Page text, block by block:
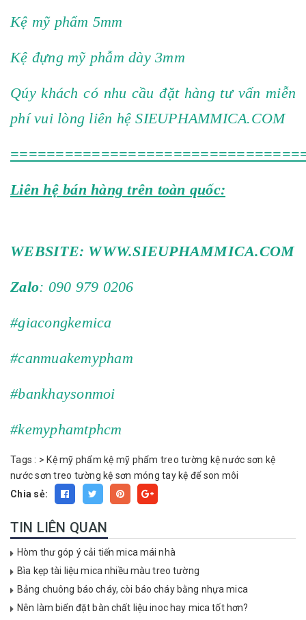
Kệ mỹ phẩm 5mm
Kệ đựng mỹ phẫm dày 3mm
Qúy khách có nhu cầu đặt hàng tư vấn miễn
phí vui lòng liên hệ SIEUPHAMMICA.COM
Liên hệ bán hàng trên toàn quốc:
WEBSITE: WWW.SIEUPHAMMICA.COM
Zalo: 090 979 0206
#giacongkemica
#canmuakemypham
#bankhaysonmoi
#kemyphamtphcm
Tags : > Kệ mỹ phẩm kệ mỹ phẩm treo tường kệ nước sơn kệ
nước sơn treo tường kệ sơn móng tay kệ để son môi
Chia sẻ:
TIN LIÊN QUAN
Hòm thư góp ý cải tiến mica mái nhà
Bìa kẹp tài liệu mica nhiều màu treo tường
Bảng chuông báo cháy, còi báo cháy bằng nhựa mica
Nên làm biển đặt bàn chất liệu inoc hay mica tốt hơn?